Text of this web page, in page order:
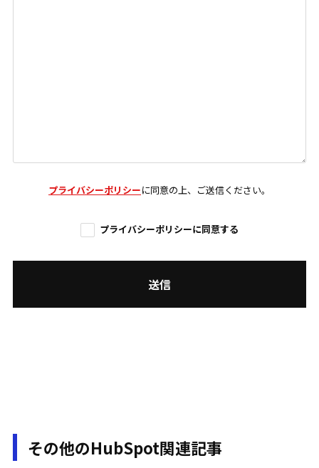
プライバシーポリシーに同意の上、ご送信ください。
プライバシーポリシーに同意する
その他のHubSpot関連記事